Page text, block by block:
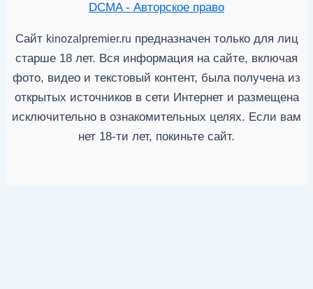
DCMA - Авторское право
Сайт kinozalpremier.ru предназначен только для лиц
старше 18 лет. Вся информация на сайте, включая
фото, видео и текстовый контент, была получена из
открытых источников в сети Интернет и размещена
исключительно в ознакомительных целях. Если вам
нет 18-ти лет, покиньте сайт.